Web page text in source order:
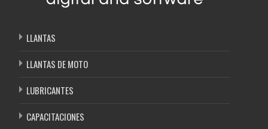
LLANTAS
LLANTAS DE MOTO
LUBRICANTES
CAPACITACIONES